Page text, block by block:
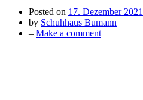
Posted on 17. Dezember 2021
by Schuhhaus Bumann
– Make a commenton